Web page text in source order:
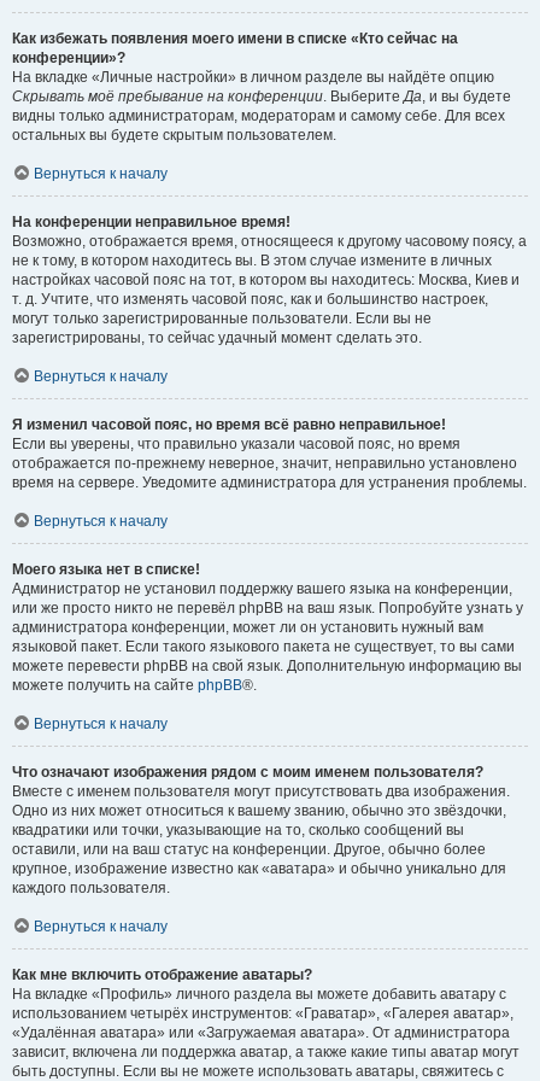
Как избежать появления моего имени в списке «Кто сейчас на
конференции»?
На вкладке «Личные настройки» в личном разделе вы найдёте опцию
Скрывать моё пребывание на конференции. ВыберитеДа, и вы будете
видны только администраторам, модераторам и самому себе. Для всех
остальных вы будете скрытым пользователем.
Вернуться к началу
На конференции неправильное время!
Возможно, отображается время, относящееся к другому часовому поясу, а
не к тому, в котором находитесь вы. В этом случае измените в личных
настройках часовой пояс на тот, в котором вы находитесь: Москва, Киев и
т. д. Учтите, что изменять часовой пояс, как и большинство настроек,
могут только зарегистрированные пользователи. Если вы не
зарегистрированы, то сейчас удачный момент сделать это.
Вернуться к началу
Я изменил часовой пояс, но время всё равно неправильное!
Если вы уверены, что правильно указали часовой пояс, но время
отображается по-прежнему неверное, значит, неправильно установлено
время на сервере. Уведомите администратора для устранения проблемы.
Вернуться к началу
Моего языка нет в списке!
Администратор не установил поддержку вашего языка на конференции,
или же просто никто не перевёл phpBB на ваш язык. Попробуйте узнать у
администратора конференции, может ли он установить нужный вам
языковой пакет. Если такого языкового пакета не существует, то вы сами
можете перевести phpBB на свой язык. Дополнительную информацию вы
можете получить на сайте phpBB®.
Вернуться к началу
Что означают изображения рядом с моим именем пользователя?
Вместе с именем пользователя могут присутствовать два изображения.
Одно из них может относиться к вашему званию, обычно это звёздочки,
квадратики или точки, указывающие на то, сколько сообщений вы
оставили, или на ваш статус на конференции. Другое, обычно более
крупное, изображение известно как «аватара» и обычно уникально для
каждого пользователя.
Вернуться к началу
Как мне включить отображение аватары?
На вкладке «Профиль» личного раздела вы можете добавить аватару с
использованием четырёх инструментов: «Граватар», «Галерея аватар»,
«Удалённая аватара» или «Загружаемая аватара». От администратора
зависит, включена ли поддержка аватар, а также какие типы аватар могут
быть доступны. Если вы не можете использовать аватары, свяжитесь с